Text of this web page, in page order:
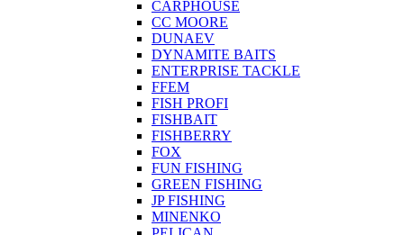
CARPHOUSE
CC MOORE
DUNAEV
DYNAMITE BAITS
ENTERPRISE TACKLE
FFEM
FISH PROFI
FISHBAIT
FISHBERRY
FOX
FUN FISHING
GREEN FISHING
JP FISHING
MINENKO